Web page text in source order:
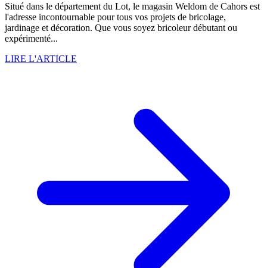
Situé dans le département du Lot, le magasin Weldom de Cahors est
l'adresse incontournable pour tous vos projets de bricolage,
jardinage et décoration. Que vous soyez bricoleur débutant ou
expérimenté...
LIRE L'ARTICLE